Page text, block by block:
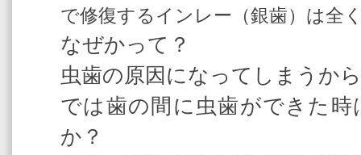
で修復するインレー（銀歯）は全
なぜかって？
虫歯の原因になってしまうか
では歯の間に虫歯ができた
か？